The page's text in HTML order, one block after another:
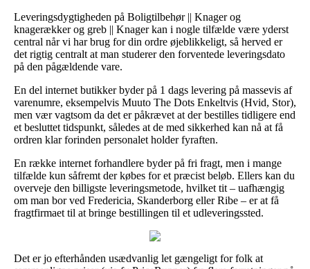
Leveringsdygtigheden på Boligtilbehør || Knager og
knagerækker og greb || Knager kan i nogle tilfælde være yderst
central når vi har brug for din ordre øjeblikkeligt, så herved er
det rigtig centralt at man studerer den forventede leveringsdato
på den pågældende vare.
En del internet butikker byder på 1 dags levering på massevis af
varenumre, eksempelvis Muuto The Dots Enkeltvis (Hvid, Stor),
men vær vagtsom da det er påkrævet at der bestilles tidligere end
et besluttet tidspunkt, således at de med sikkerhed kan nå at få
ordren klar forinden personalet holder fyraften.
En række internet forhandlere byder på fri fragt, men i mange
tilfælde kun såfremt der købes for et præcist beløb. Ellers kan du
overveje den billigste leveringsmetode, hvilket tit – uafhængig
om man bor ved Fredericia, Skanderborg eller Ribe – er at få
fragtfirmaet til at bringe bestillingen til et udleveringssted.
Det er jo efterhånden usædvanlig let gængeligt for folk at